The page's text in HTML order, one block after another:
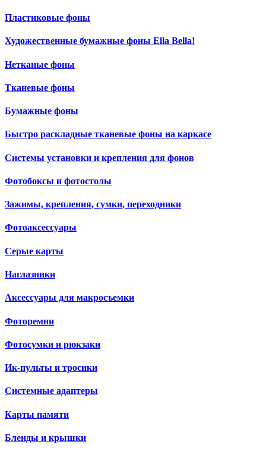
Пластиковые фоны
Художественные бумажные фоны Ella Bella!
Нетканые фоны
Тканевые фоны
Бумажные фоны
Быстро раскладные тканевые фоны на каркасе
Системы установки и крепления для фонов
Фотобоксы и фотостолы
Зажимы, крепления, сумки, переходники
Фотоаксессуары
Серые карты
Наглазники
Аксессуары для макросъемки
Фоторемни
Фотосумки и рюкзаки
Ик-пульты и тросики
Системные адаптеры
Карты памяти
Бленды и крышки